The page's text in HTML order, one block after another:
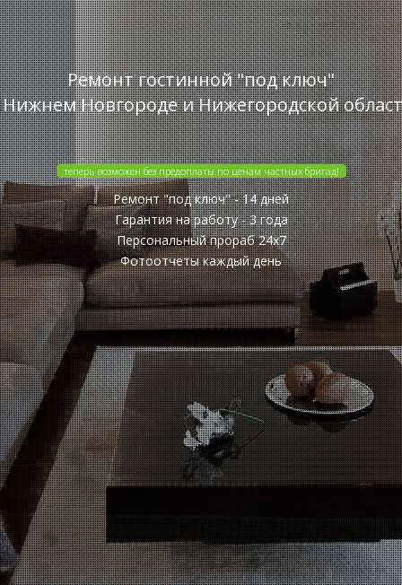
Ремонт гостинной "под ключ"
Новгороде и Нижегородской
теперь возможен без предоплаты по ценам частных бригад!
Ремонт "под ключ" - 14 дней
Гарантия на работу - 3 года
Персональный прораб 24x7
Фотоотчеты каждый день